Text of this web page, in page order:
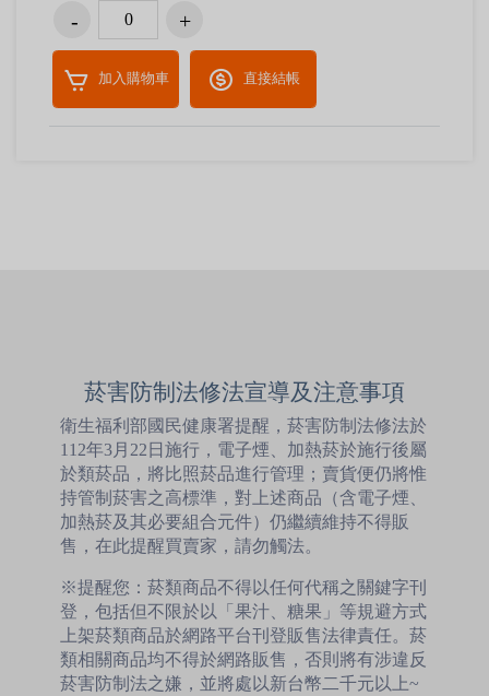
加入購物車 直接結帳
菸害防制法修法宣導及注意事項
衛生福利部國民健康署提醒，菸害防制法修法於
112年3月22日施行，電子煙、加熱菸於施行後屬
於類菸品，將比照菸品進行管理；賣貨便仍將惟
持管制菸害之高標準，對上述商品（含電子煙、
加熱菸及其必要組合元件）仍繼續維持不得販
售，在此提醒買賣家，請勿觸法。
※提醒您：菸類商品不得以任何代稱之關鍵字刊
登，包括但不限於以「果汁、糖果」等規避方式
上架菸類商品於網路平台刊登販售法律責任。菸
類相關商品均不得於網路販售，否則將有涉違反
菸害防制法之嫌，並將處以新台幣二千元以上~